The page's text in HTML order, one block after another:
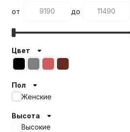
от
до
Цвет
Пол
Женские
Высота
Высокие